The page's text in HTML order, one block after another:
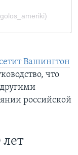
Вашингтон
что
российской